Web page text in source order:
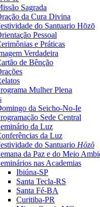
Sagrada
da Cura Divina
do Santuario Hōzō
Pessoal
e Práticas
Verdadeira
de Bênção
Mulher Plena
da Seicho-No-Ie
Sede Central
da Luz
da Luz
do Santuario Hōzō
da Paz e do Meio
nas Academias
Ibiúna-SP
Santa Tecla-RS
Santa Fé-BA
Curitiba-PR